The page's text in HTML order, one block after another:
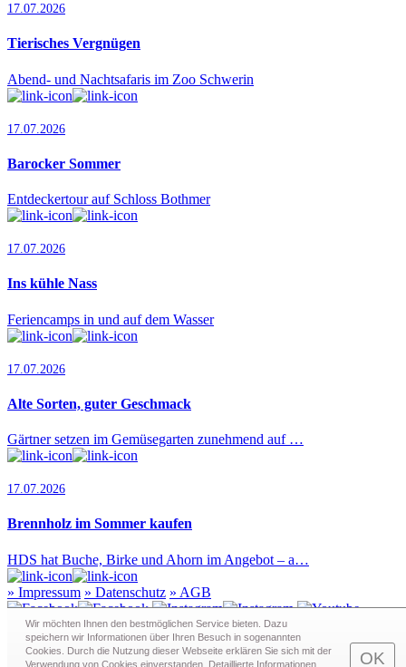
17.07.2026
Tierisches Vergnügen
Abend- und Nachtsafaris im Zoo Schwerin
17.07.2026
Barocker Sommer
Entdeckertour auf Schloss Bothmer
17.07.2026
Ins kühle Nass
Feriencamps in und auf dem Wasser
17.07.2026
Alte Sorten, guter Geschmack
Gärtner setzen im Gemüsegarten zunehmend auf …
17.07.2026
Brennholz im Sommer kaufen
HDS hat Buche, Birke und Ahorn im Angebot – a…
» Impressum » Datenschutz » AGB
Redaktion · Graf-Schack-Alle 8 · 19053 Schwerin
Wir möchten Ihnen den bestmöglichen Service bieten. Dazu
speichern wir Informationen über Ihren Besuch in sogenann­ten
Cookies. Durch die Nutzung dieser Webseite erklären Sie sich mit der
Verwendung von Cookies einverstanden. Detaillierte Informationen
OK